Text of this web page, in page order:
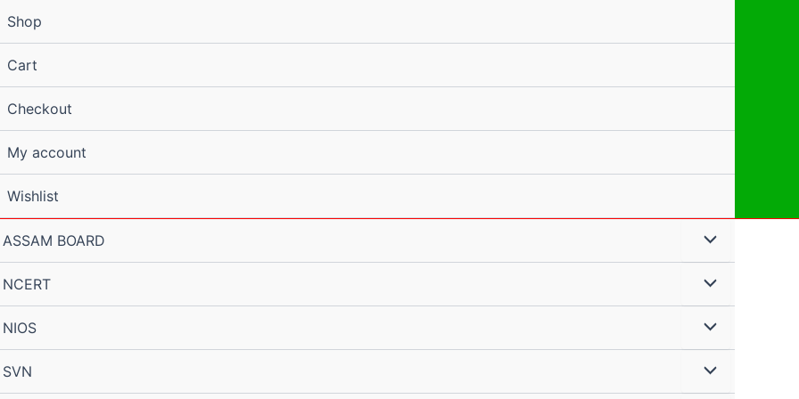
Shop
Cart
Checkout
My account
Wishlist
ASSAM BOARD
NCERT
NIOS
SVN